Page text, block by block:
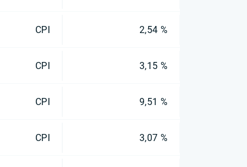
CPI 2,54 %
CPI 3,15 %
CPI 9,51 %
CPI 3,07 %